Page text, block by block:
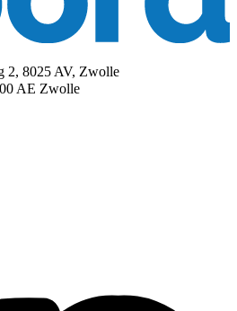
2, 8025 AV, Zwolle
AE Zwolle